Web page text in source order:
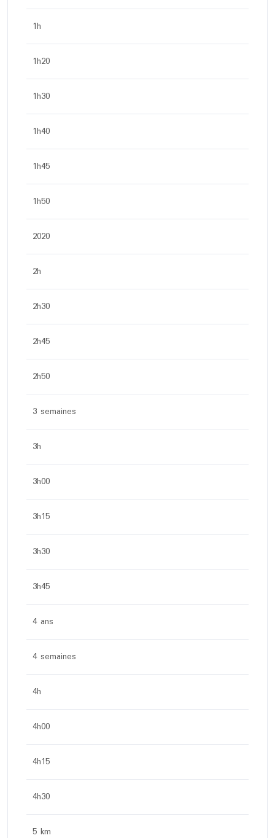
1h
1h20
1h30
1h40
1h45
1h50
2020
2h
2h30
2h45
2h50
3 semaines
3h
3h00
3h15
3h30
3h45
4 ans
4 semaines
4h
4h00
4h15
4h30
5 km